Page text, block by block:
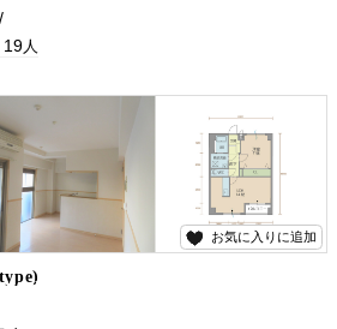
19
お気に入りに追加
り、利便性も良い立地です!(^^)! 延岡市で賃貸物件・アパート・マンションをお探しなら、五ヶ瀬不動産へお問い合わせください！！